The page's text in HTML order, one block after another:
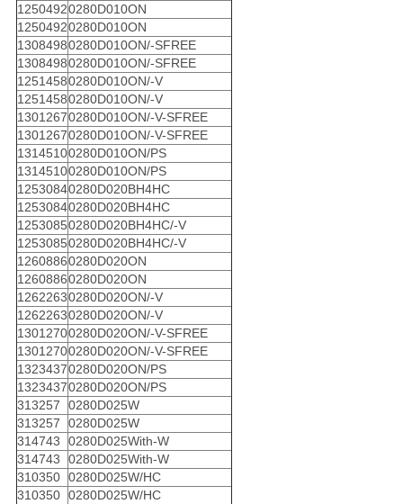
12504920280D010ON
12504920280D010ON
13084980280D010ON/-SFREE
13084980280D010ON/-SFREE
12514580280D010ON/-V
12514580280D010ON/-V
13012670280D010ON/-V-SFREE
13012670280D010ON/-V-SFREE
13145100280D010ON/PS
13145100280D010ON/PS
12530840280D020BH4HC
12530840280D020BH4HC
12530850280D020BH4HC/-V
12530850280D020BH4HC/-V
12608860280D020ON
12608860280D020ON
12622630280D020ON/-V
12622630280D020ON/-V
13012700280D020ON/-V-SFREE
13012700280D020ON/-V-SFREE
13234370280D020ON/PS
13234370280D020ON/PS
313257
0280D025W
313257
0280D025W
314743
0280D025With-W
314743
0280D025With-W
310350 0280D025W/HC
310350 0280D025W/HC